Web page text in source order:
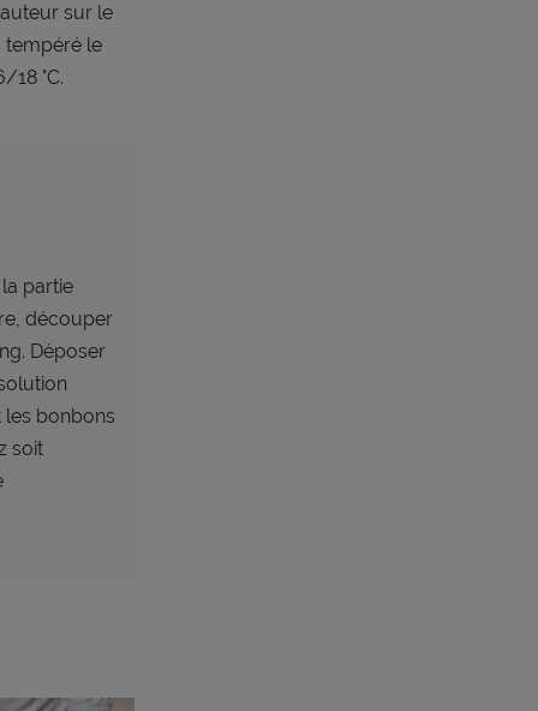
sur le
tempéré le
18 °C.
partie
découper
Déposer
les bonbons
soit